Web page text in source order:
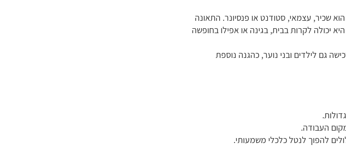
שכיר, עצמאי, סטודנט או פנסיונר. התאונה
יכולה לקרות בבית, בגינה או אפילו בחופשה
גם לילדים ובני נוער, כהגנה נוספת
העבודה.
להפוך לנטל כלכלי משמעותי.